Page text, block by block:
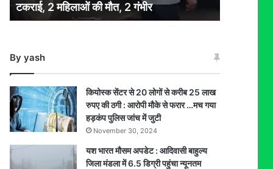
टकराई,
2
मौत,
2
टकराई, 2 महिलाओं की मौत, 2 गंभीर
By yash
कियोस्क सेंटर से 20 लोगों से करीब 25 लाख
रुपए की ठगी : आरोपी मौके से फरार …मच गया
हड़कंप पुलिस जांच में जुटी
November 30, 2024
यश भारत मौसम अपडेट : आदिवासी बाहुल्य
जिला मंडला में 6.5 डिग्री पहुंचा न्यूनतम